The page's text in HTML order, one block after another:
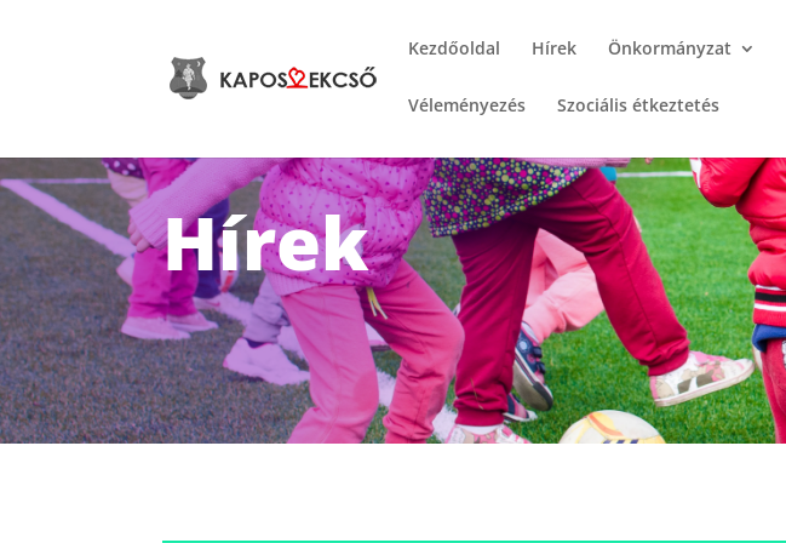
Kezdőoldal Hírek Önkormányzat
Véleményezés Szociális étkeztetés
Hírek